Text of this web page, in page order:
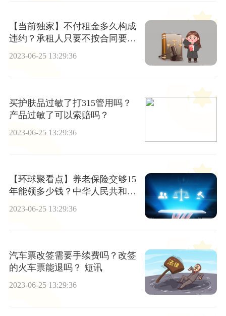
【当前独家】不付租金多久构成
违约？承租人只要不按合同要求
的时间支付租金就是属于合同违
2023-06-25 13:29:36
买护肤品过敏了打315管用吗？
产品过敏了可以索赔吗？
2023-06-25 13:29:36
【环球聚看点】养老保险交够15
年能领多少钱？中华人民共和国
社会保险法第十六条内容是什
2023-06-25 13:29:36
汽车票改签需要手续费吗？改签
的火车票能退吗？ 短讯
2023-06-25 13:29:36